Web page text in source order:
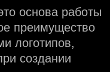
основа работы
преимущество
логотипов,
создании